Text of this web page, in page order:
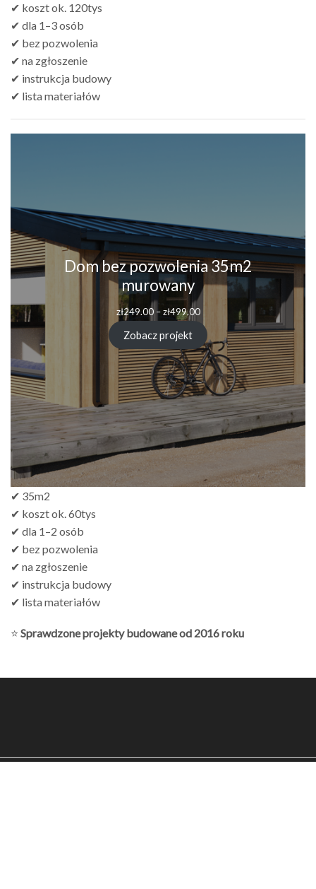
✔ koszt ok. 120tys
✔ dla 1–3 osób
✔ bez pozwolenia
✔ na zgłoszenie
✔ instrukcja budowy
✔ lista materiałów
Dom bez pozwolenia 35m2
murowany
zł249.00 – zł499.00
Zobacz projekt
✔ 35m2
✔ koszt ok. 60tys
✔ dla 1–2 osób
✔ bez pozwolenia
✔ na zgłoszenie
✔ instrukcja budowy
✔ lista materiałów
⭐ Sprawdzone projekty budowane od 2016 roku